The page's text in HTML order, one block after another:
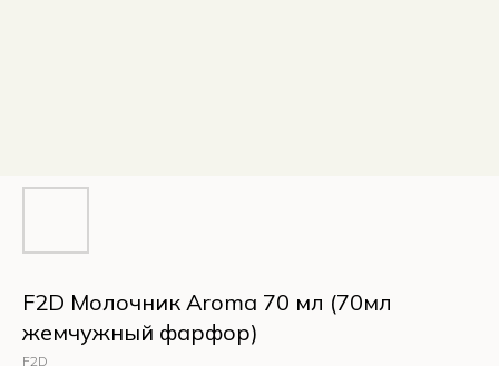
F2D Молочник Aroma 70 мл (70мл
жемчужный фарфор)
F2D